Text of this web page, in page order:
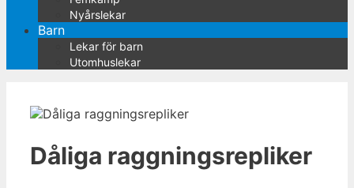
Nyårslekar
Barn
Lekar för barn
Utomhuslekar
Dåliga raggningsrepliker